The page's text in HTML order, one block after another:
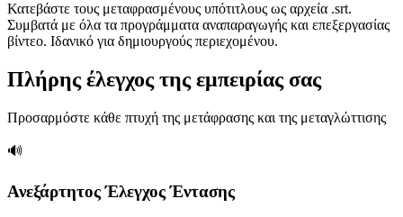
Κατεβάστε τους μεταφρασμένους υπότιτλους ως αρχεία .srt.
Συμβατά με όλα τα προγράμματα αναπαραγωγής και επεξεργασίας
βίντεο. Ιδανικό για δημιουργούς περιεχομένου.
Πλήρης έλεγχος της εμπειρίας σας
Προσαρμόστε κάθε πτυχή της μετάφρασης και της μεταγλώττισης
🔊
Ανεξάρτητος Έλεγχος Έντασης